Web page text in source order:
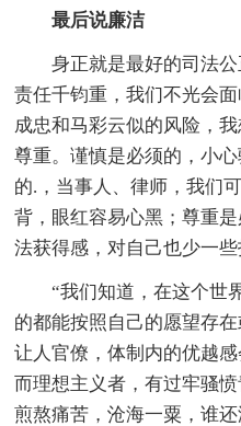
最后说廉洁
身正就是最好的司法公
责任千钧重，我们不光会
成忠和马彩云似的风险，
尊重。谨慎是必须的，小
的.，当事人、律师，我们
背，眼红容易心黑；尊重
法获得感，对自己也少一些
“我们知道，在这个世
的都能按照自己的愿望存
让人官僚，体制内的优越
而理想主义者，有过牢骚
煎熬痛苦，沧海一粟，谁